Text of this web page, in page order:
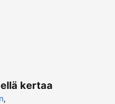
kertaa
,